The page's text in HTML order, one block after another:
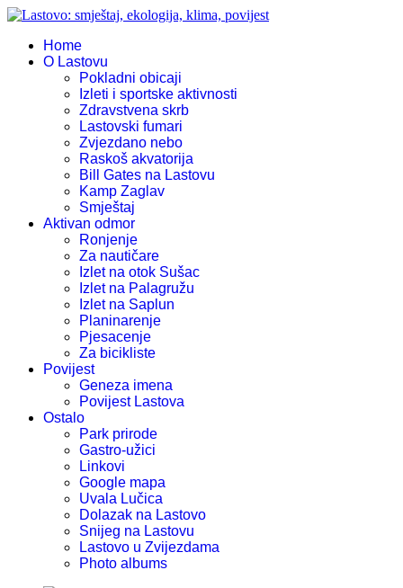
Home
O Lastovu
Pokladni obicaji
Izleti i sportske aktivnosti
Zdravstvena skrb
Lastovski fumari
Zvjezdano nebo
Raskoš akvatorija
Bill Gates na Lastovu
Kamp Zaglav
Smještaj
Aktivan odmor
Ronjenje
Za nautičare
Izlet na otok Sušac
Izlet na Palagružu
Izlet na Saplun
Planinarenje
Pjesacenje
Za bicikliste
Povijest
Geneza imena
Povijest Lastova
Ostalo
Park prirode
Gastro-užici
Linkovi
Google mapa
Uvala Lučica
Dolazak na Lastovo
Snijeg na Lastovu
Lastovo u Zvijezdama
Photo albums